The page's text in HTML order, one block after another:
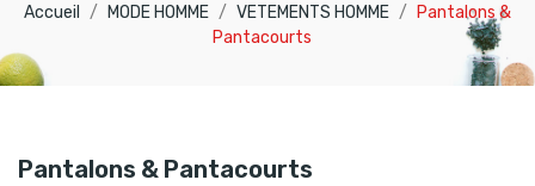
Accueil MODE HOMME VETEMENTS HOMME
Pantalons &
Pantacourts
Pantalons & Pantacourts